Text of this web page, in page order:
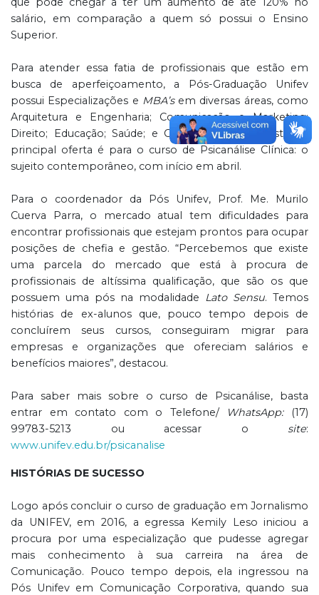
salário, em comparação a quem só possui o Ensino
Superior.
Para atender essa fatia de profissionais que estão em
busca de aperfeiçoamento, a Pós-Graduação Unifev
possui Especializações e MBA’sem diversas áreas, como
Arquitetura e Engenharia; Comunicação e Marketing;
Direito; Educação; Saúde; e Gestão. Neste semestre, a
principal oferta é para o curso de Psicanálise Clínica: o
sujeito contemporâneo, com início em abril.
Para o coordenador da Pós Unifev, Prof. Me. Murilo
Cuerva Parra, o mercado atual tem dificuldades para
encontrar profissionais que estejam prontos para ocupar
posições de chefia e gestão. “Percebemos que existe
uma parcela do mercado que está à procura de
profissionais de altíssima qualificação, que são os que
possuem uma pós na modalidade Lato Sensu. Temos
histórias de ex-alunos que, pouco tempo depois de
concluírem seus cursos, conseguiram migrar para
empresas e organizações que ofereciam salários e
benefícios maiores”, destacou.
Para saber mais sobre o curso de Psicanálise, basta
entrar em contato com o Telefone/
WhatsApp:
(17)
99783-5213 ou acessar o site:
www.unifev.edu.br/psicanalise
HISTÓRIAS DE SUCESSO
Logo após concluir o curso de graduação em Jornalismo
da UNIFEV, em 2016, a egressa Kemily Leso iniciou a
procura por uma especialização que pudesse agregar
mais conhecimento à sua carreira na área de
Comunicação. Pouco tempo depois, ela ingressou na
Pós Unifev em Comunicação Corporativa, quando sua